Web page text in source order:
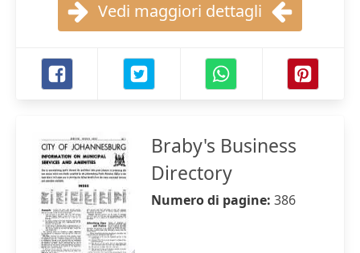
Vedi maggiori dettagli
Braby's Business
Directory
Numero di pagine: 386